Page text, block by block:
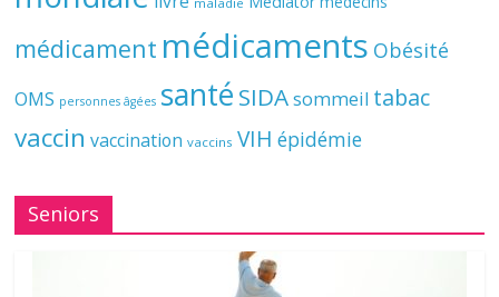
médicament médicaments Obésité
OMS personnes âgées santé SIDAsommeil tabac
vaccin vaccination vaccins VIH épidémie
Seniors